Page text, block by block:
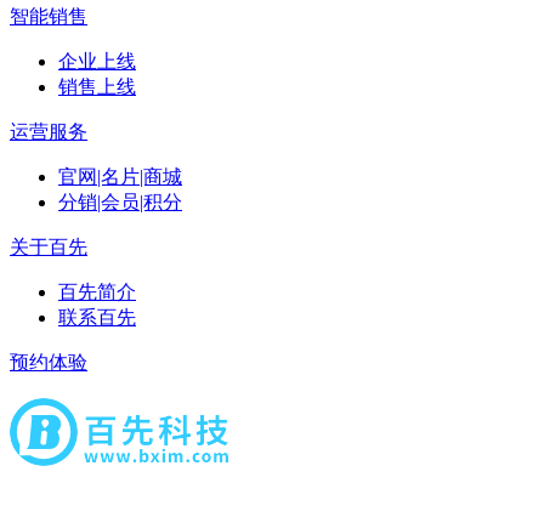
智能销售
企业上线
销售上线
运营服务
官网|名片|商城
分销|会员|积分
关于百先
百先简介
联系百先
预约体验